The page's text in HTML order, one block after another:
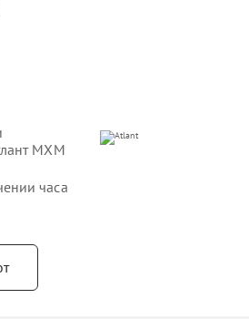
МХМ
часа